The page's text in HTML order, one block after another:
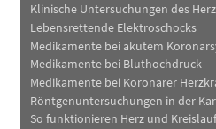
Klinische Untersuchungen des
Lebensrettende Elektroschocks
Medikamente bei akutem
Medikamente bei Bluthochdruck
Medikamente bei Koronarer
Röntgenuntersuchungen in der
So funktionieren Herz und Kreislauf